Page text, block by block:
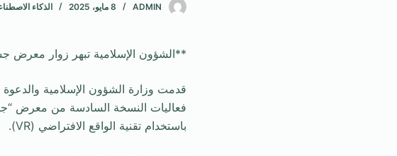
ADMIN 8 مايو، 2025 الذكاء
**الشؤون الإسلامية تبهر زوار معرض
قدمت وزارة الشؤون الإسلامية
فعاليات النسخة السادسة من معرض
باستخدام تقنية الواقع الافتراضي (VR).